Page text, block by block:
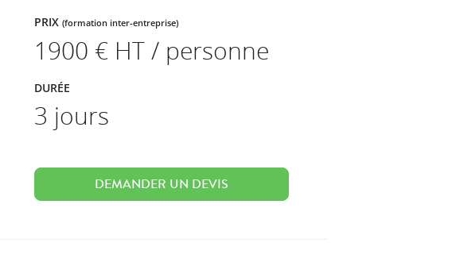
PRIX(formation inter-entreprise)
1900 € HT / personne
DURÉE
3 jours
DEMANDER UN DEVIS